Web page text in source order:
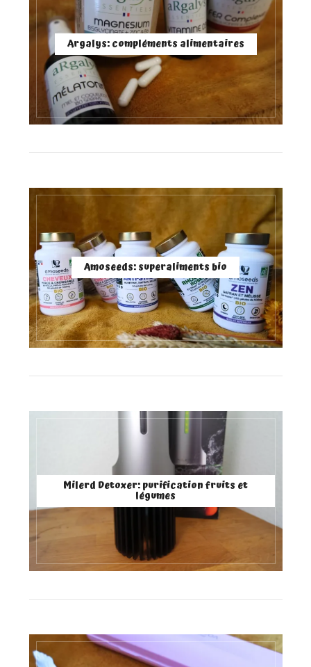
Argalys: compléments alimentaires
Amoseeds: superaliments bio
Milerd Detoxer: purification fruits et
légumes